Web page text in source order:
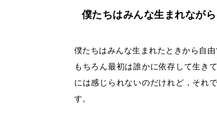
僕たちはみんな生まれなが
僕たちはみんな生まれたときから自由
もちろん最初は誰かに依存して生き
には感じられないのだけれど，それ
す。